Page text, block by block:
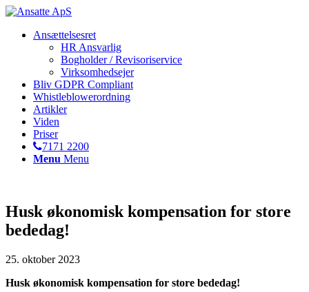
Ansættelsesret
HR Ansvarlig
Bogholder / Revisoriservice
Virksomhedsejer
Bliv GDPR Compliant
Whistleblowerordning
Artikler
Viden
Priser
7171 2200
Menu Menu
Husk økonomisk kompensation for store
bededag!
25. oktober 2023
Husk økonomisk kompensation for store bededag!